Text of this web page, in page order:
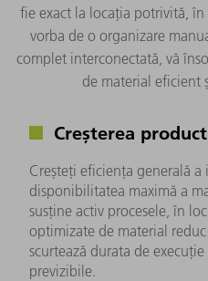
fie exact la locația potrivită,
vorba de o organizare
complet interconectată, vă
de material eficient
Creșterea
Creșteți eficiența generală
disponibilitatea maximă a
susține activ procesele, în
optimizate de material
scurtează durata de
previzibile.​